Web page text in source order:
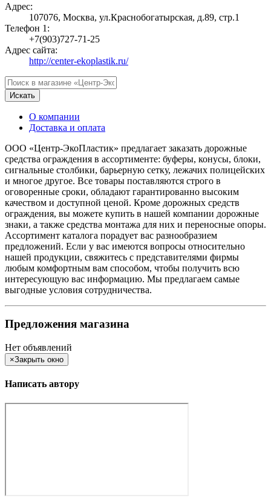
Адрес:
107076, Москва, ул.Краснобогатырская, д.89, стр.1
Телефон 1:
+7(903)727-71-25
Адрес сайта:
http://center-ekoplastik.ru/
Искать
О компании
Доставка и оплата
ООО «Центр-ЭкоПластик» предлагает заказать дорожные
средства ограждения в ассортименте: буферы, конусы, блоки,
сигнальные столбики, барьерную сетку, лежачих полицейских
и многое другое. Все товары поставляются строго в
оговоренные сроки, обладают гарантированно высоким
качеством и доступной ценой. Кроме дорожных средств
ограждения, вы можете купить в нашей компании дорожные
знаки, а также средства монтажа для них и переносные опоры.
Ассортимент каталога порадует вас разнообразием
предложений. Если у вас имеются вопросы относительно
нашей продукции, свяжитесь с представителями фирмы
любым комфортным вам способом, чтобы получить всю
интересующую вас информацию. Мы предлагаем самые
выгодные условия сотрудничества.
Предложения магазина
Нет объявлений
×Закрыть окно
Написать автору